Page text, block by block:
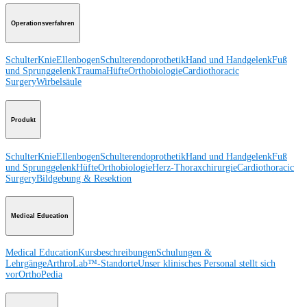
Operationsverfahren
SchulterKnieEllenbogenSchulterendoprothetikHand und HandgelenkFuß
und SprunggelenkTraumaHüfteOrthobiologieCardiothoracic
SurgeryWirbelsäule
Produkt
SchulterKnieEllenbogenSchulterendoprothetikHand und HandgelenkFuß
und SprunggelenkHüfteOrthobiologieHerz-ThoraxchirurgieCardiothoracic
SurgeryBildgebung & Resektion
Medical Education
Medical EducationKursbeschreibungenSchulungen &
LehrgängeArthroLab™-StandorteUnser klinisches Personal stellt sich
vorOrthoPedia